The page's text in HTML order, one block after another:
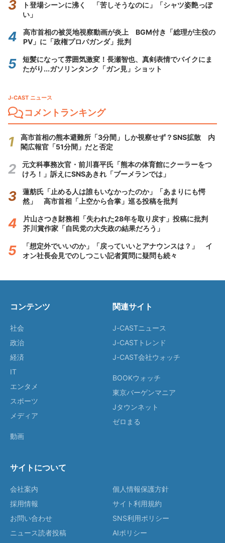
ト登場シーンに沸く 「苦しそうなのに」「シャツ姿艶っぽ
い」
高市首相の被災地視察動画が炎上 BGM付き「総理が主役の
PV」に「政権プロパガンダ」批判
短髪になって雰囲気激変！長瀬智也、真剣表情でバイクにま
たがり...ガソリンタンク「ガン見」ショット
J-CAST ニュース
コメントランキング
高市首相の熊本避難所「3分間」しか視察せず？SNS拡散 内
閣広報官「51分間」だと否定
元文科事務次官・前川喜平氏「熊本の体育館にクーラーをつ
けろ！」訴えにSNSあきれ「ブーメランでは」
蓮舫氏「止める人は誰もいなかったのか」「あまりにも愕
然」 高市首相「上空から合掌」巡る投稿を批判
片山さつき財務相「失われた28年を取り戻す」投稿に批判
芥川賞作家「自民党の大失政の結果だろう」
「想定外でいいのか」「戻っていいとアナウンスは？」 イ
オン社長会見でのしつこい記者質問に疑問も続々
コンテンツ
社会
政治
経済
IT
エンタメ
スポーツ
メディア
動画
関連サイト
J-CASTニュース
J-CASTトレンド
J-CAST会社ウォッチ
BOOKウォッチ
東京バーゲンマニア
Jタウンネット
ゼロまる
サイトについて
会社案内
採用情報
お問い合わせ
ニュース読者投稿
個人情報保護方針
サイト利用規約
SNS利用ポリシー
AIポリシー